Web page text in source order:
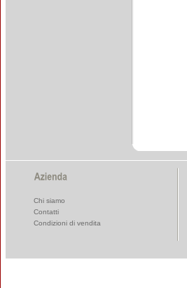
Chi siamo
Contatti
Condizioni di vendita